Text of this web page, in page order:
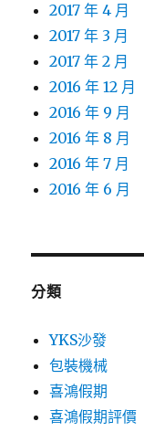
2017 年 4 月
2017 年 3 月
2017 年 2 月
2016 年 12 月
2016 年 9 月
2016 年 8 月
2016 年 7 月
2016 年 6 月
分類
YKS沙發
包裝機械
喜鴻假期
喜鴻假期評價